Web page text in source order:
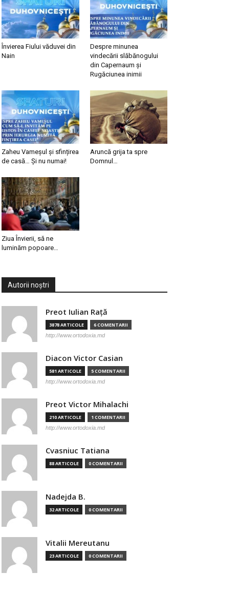
Învierea Fiului văduvei din
Nain
Despre minunea
vindecării slăbănogului
din Capernaum și
Rugăciunea inimii
Zaheu Vameșul și sfințirea
de casă… Și nu numai!
Aruncă grija ta spre
Domnul…
Ziua Învierii, să ne
luminăm popoare…
Autorii noștri
Preot Iulian Raţă
3878 ARTICOLE 6 COMENTARII
http://www.ortodoxia.md
Diacon Victor Casian
581 ARTICOLE 5 COMENTARII
http://www.ortodoxia.md
Preot Victor Mihalachi
210 ARTICOLE 1 COMENTARII
http://www.ortodoxia.md
Cvasniuc Tatiana
88 ARTICOLE 0 COMENTARII
Nadejda B.
32 ARTICOLE 0 COMENTARII
Vitalii Mereutanu
23 ARTICOLE 0 COMENTARII